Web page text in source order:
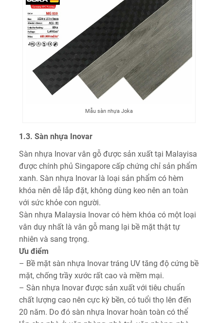
Mẫu sàn nhựa Joka
1.3. Sàn nhựa Inovar
Sàn nhựa Inovar vân gỗ được sản xuất tại Malayisa
được chính phủ Singapore cấp chứng chỉ sản phẩm
xanh. Sàn nhựa Inovar là loại sản phẩm có hèm
khóa nên dễ lắp đặt, không dùng keo nên an toàn
với sức khỏe con người.
Sàn nhựa Malaysia Inovar có hèm khóa có một loại
vân duy nhất là vân gỗ mang lại bề mặt thật tự
nhiên và sang trọng.
Ưu điểm
– Bề mặt sàn nhựa Inovar tráng UV tăng độ cứng bề
mặt, chống trầy xước rất cao và mềm mại.
– Sàn nhựa Inovar được sản xuất với tiêu chuẩn
chất lượng cao nên cực kỳ bền, có tuổi thọ lên đến
20 năm. Do đó sàn nhựa Inovar hoàn toàn có thể